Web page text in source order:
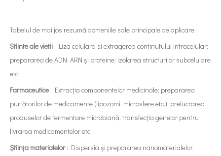
Tabelul de mai jos rezumă domeniile sale principale de aplicare:
Stiinte ale vietii : Liza celulara si extragerea continutului intracelular;
prepararea de ADN, ARN și proteine; izolarea structurilor subcelulare
etc.
Farmaceutice : Extracția componentelor medicinale; prepararea
purtătorilor de medicamente (lipozomi, microsfere etc.); prelucrarea
produselor de fermentare microbiană; transfecția genelor pentru
livrarea medicamentelor etc.
Știința materialelor: Dispersia și prepararea nanomaterialelor